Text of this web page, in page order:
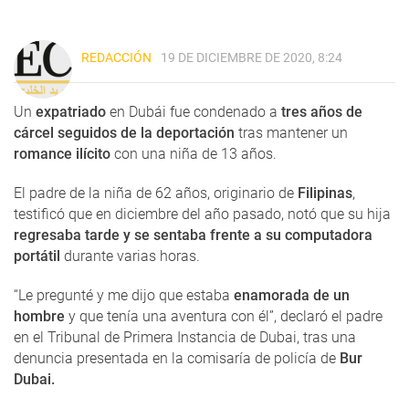
REDACCIÓN 19 DE DICIEMBRE DE 2020, 8:24
Un expatriado en Dubái fue condenado a tres años de
cárcel seguidos de la deportación tras mantener un
romance ilícito con una niña de 13 años.
El padre de la niña de 62 años, originario de Filipinas,
testificó que en diciembre del año pasado, notó que su hija
regresaba tarde y se sentaba frente a su computadora
portátil durante varias horas.
“Le pregunté y me dijo que estaba enamorada de un
hombre y que tenía una aventura con él”, declaró el padre
en el Tribunal de Primera Instancia de Dubai, tras una
denuncia presentada en la comisaría de policía de Bur
Dubai.